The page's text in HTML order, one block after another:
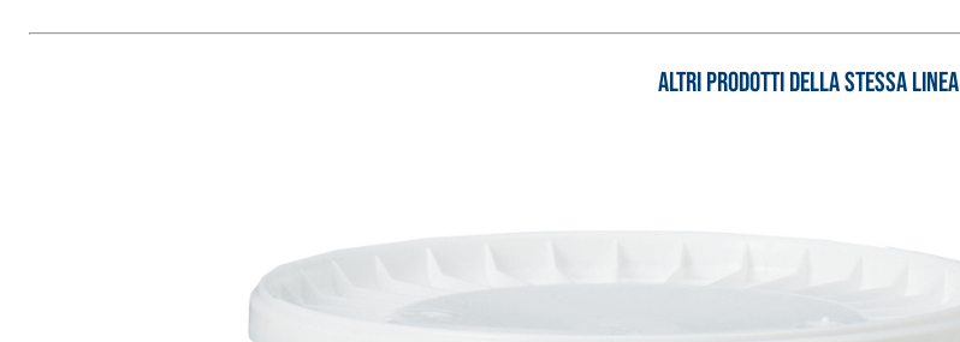
Altri prodotti della stessa linea
Sistema ISOLAMENTO TERMICO FASSATHERM COLLANTI E RASANTI